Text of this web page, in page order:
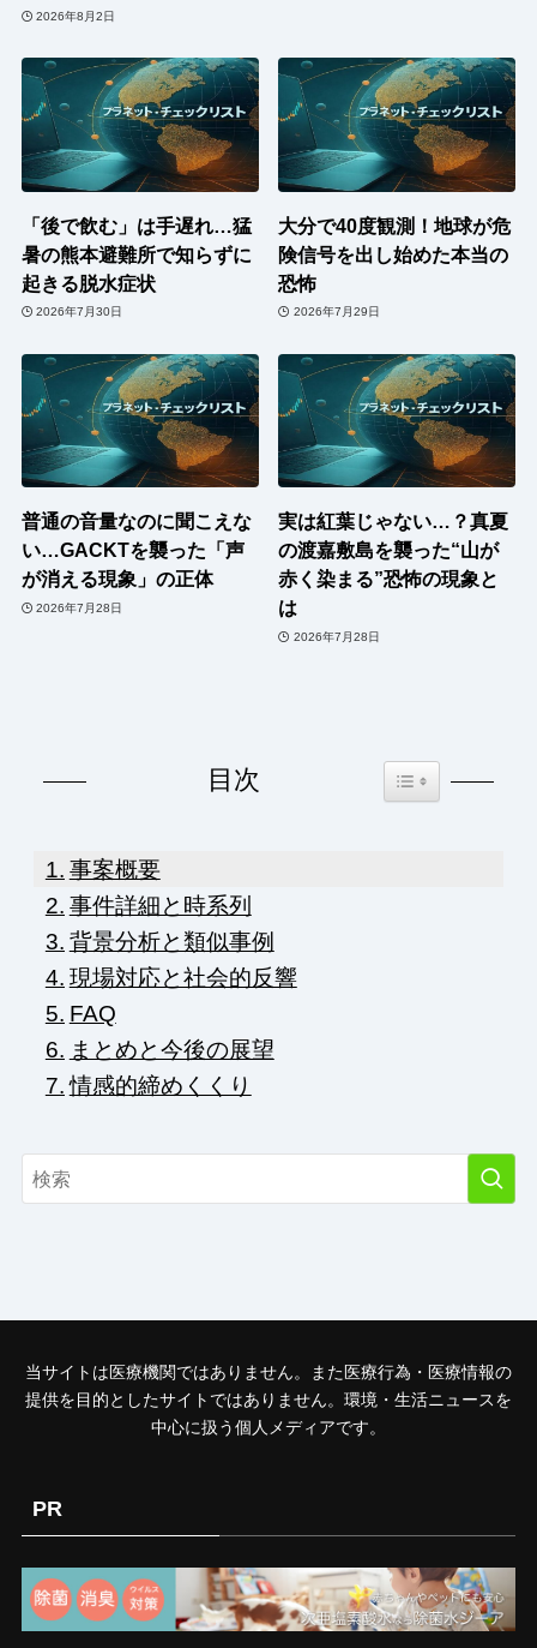
2026年8月2日
「後で飲む」は手遅れ…猛
暑の熊本避難所で知らずに
起きる脱水症状
2026年7月30日
大分で40度観測！地球が危
険信号を出し始めた本当の
恐怖
2026年7月29日
普通の音量なのに聞こえな
い…GACKTを襲った「声
が消える現象」の正体
2026年7月28日
実は紅葉じゃない…？真夏
の渡嘉敷島を襲った“山が
赤く染まる”恐怖の現象と
は
2026年7月28日
目次 Toggle Table of
事案概要
事件詳細と時系列
背景分析と類似事例
現場対応と社会的反響
FAQ
まとめと今後の展望
情感的締めくくり
当サイトは医療機関ではありません。また医療行為・医療情報の
提供を目的としたサイトではありません。環境・生活ニュースを
中心に扱う個人メディアです。
PR